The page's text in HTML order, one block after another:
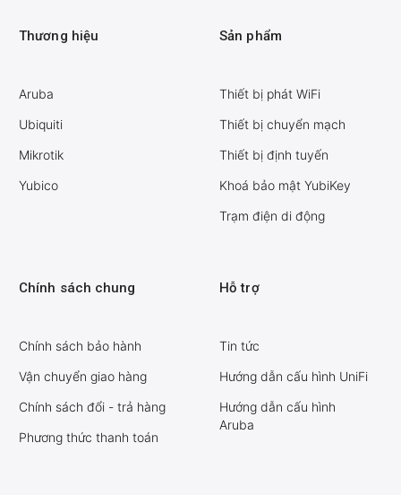
Thương hiệu
Aruba
Ubiquiti
Mikrotik
Yubico
Sản phẩm
Thiết bị phát WiFi
Thiết bị chuyển mạch
Thiết bị định tuyến
Khoá bảo mật YubiKey
Trạm điện di động
Chính sách chung
Chính sách bảo hành
Vận chuyển giao hàng
Chính sách đổi - trả hàng
Phương thức thanh toán
Hỗ trợ
Tin tức
Hướng dẫn cấu hình UniFi
Hướng dẫn cấu hình
Aruba